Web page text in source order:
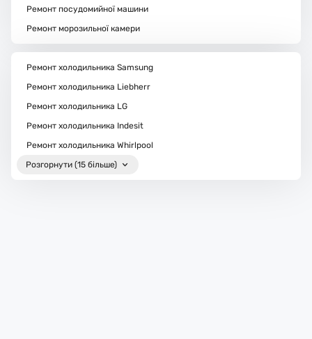
Ремонт посудомийної машини
Ремонт морозильної камери
Ремонт холодильника Samsung
Ремонт холодильника Liebherr
Ремонт холодильника LG
Ремонт холодильника Indesit
Ремонт холодильника Whirlpool
Розгорнути (15 більше)